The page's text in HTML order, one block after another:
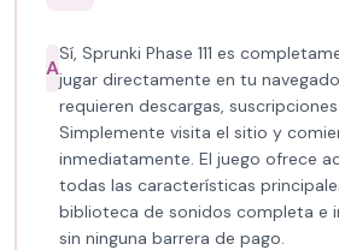
A
Sí, Sprunki Phase 111 es
jugar directamente en tu
requieren descargas,
Simplemente visita el sitio y
inmediatamente. El juego ofrece
todas las características
biblioteca de sonidos completa e
sin ninguna barrera de pago.